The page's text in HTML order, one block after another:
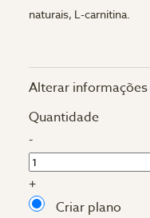
naturais, L-carnitina.
Alterar informações
Quantidade
-
+
Criar plano